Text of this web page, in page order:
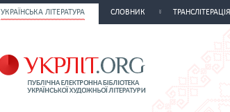
УКРАЇНСЬКА ЛІТЕРАТУРА СЛОВНИК ТРАНСЛІТЕРАЦІЯ